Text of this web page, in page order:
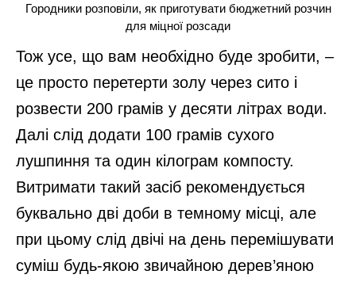
Городники розповіли, як приготувати бюджетний розчин
для міцної розсади
Тож усе, що вам необхідно буде зробити, –
це просто перетерти золу через сито і
розвести 200 грамів у десяти літрах води.
Далі слід додати 100 грамів сухого
лушпиння та один кілограм компосту.
Витримати такий засіб рекомендується
буквально дві доби в темному місці, але
при цьому слід двічі на день перемішувати
суміш будь-якою звичайною дерев’яною